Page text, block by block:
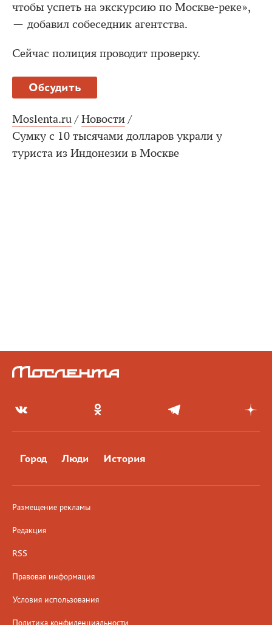
чтобы успеть на экскурсию по Москве-реке»,
— добавил собеседник агентства.
Сейчас полиция проводит проверку.
Обсудить
Moslenta.ru / Новости /
Сумку с 10 тысячами долларов украли у
туриста из Индонезии в Москве
Город Люди История
Размещение рекламы
Редакция
RSS
Правовая информация
Условия использования
Политика конфиденциальности